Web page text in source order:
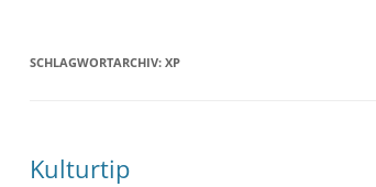
SCHLAGWORTARCHIV: XP
Kulturtip